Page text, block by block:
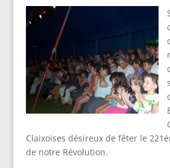
Claixoises désireux de fêter le
de notre Révolution.